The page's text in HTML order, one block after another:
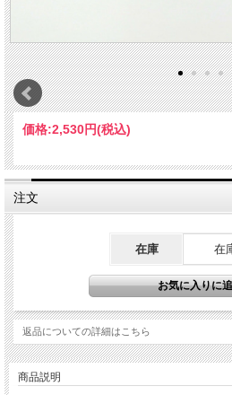
価格:2,530円(税込)
注文
在庫 在
返品についての詳細はこちら
商品説明